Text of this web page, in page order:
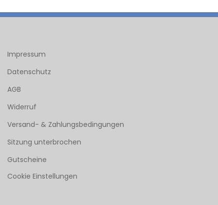
Impressum
Datenschutz
AGB
Widerruf
Versand- & Zahlungsbedingungen
Sitzung unterbrochen
Gutscheine
Cookie Einstellungen